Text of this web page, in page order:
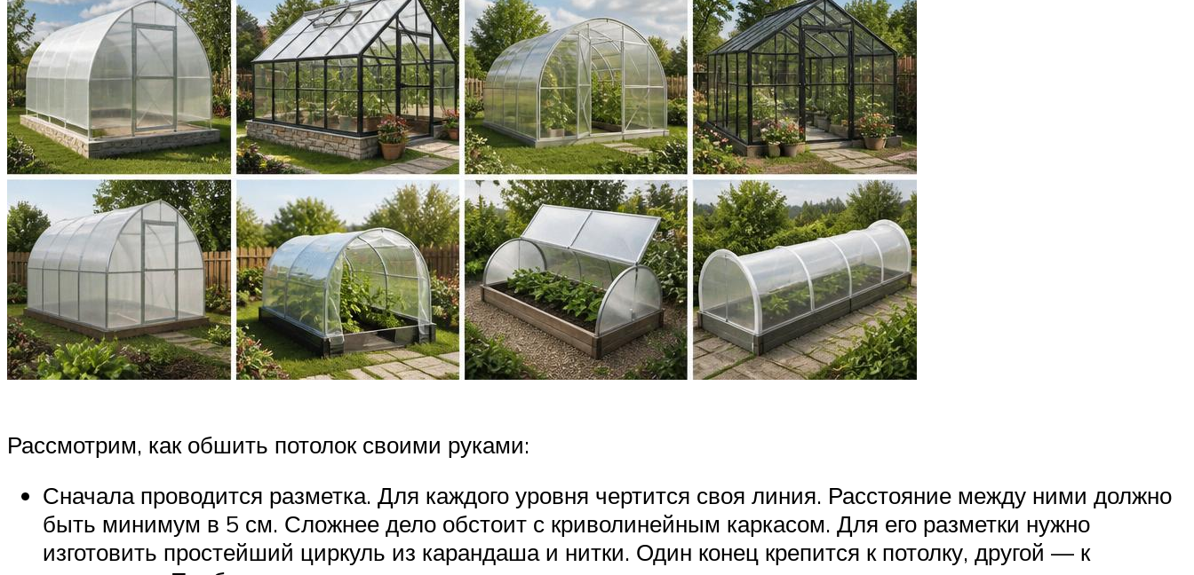
Рассмотрим, как обшить потолок своими руками:
Сначала проводится разметка. Для каждого уровня чертится своя линия. Расстояние между ними должно
быть минимум в 5 см. Сложнее дело обстоит с криволинейным каркасом. Для его разметки нужно
изготовить простейший циркуль из карандаша и нитки. Один конец крепится к потолку, другой — к